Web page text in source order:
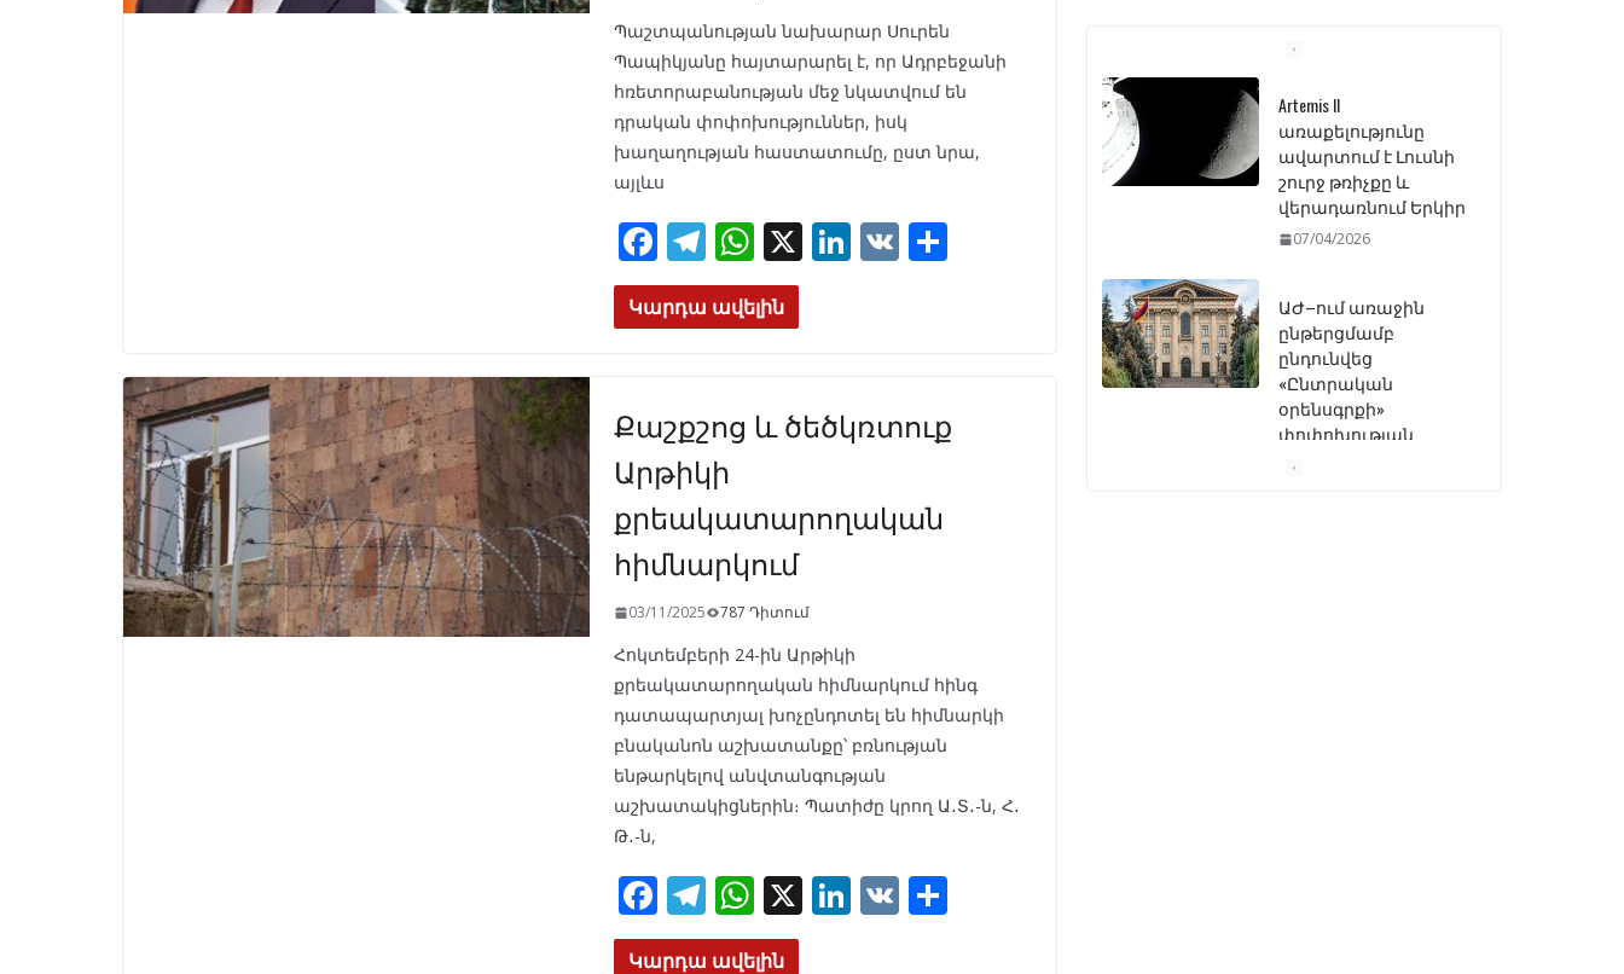
Պաշտպանության նախարար Սուրեն
Պապիկյանը հայտարարել է, որ Ադրբեջանի
հռետորաբանության մեջ նկատվում են
դրական փոփոխություններ, իսկ
խաղաղության հաստատումը, ըստ նրա,
այլևս
F
ac
e
o
k
T
el
e
m
W
h
at
p
X Li
n
V S
Կարդա ավելին
Քաշքշոց և ծեծկռտուք
Արթիկի
քրեակատարողական
հիմնարկում
03/11/2025 787 Դիտում
Հոկտեմբերի 24-ին Արթիկի
քրեակատարողական հիմնարկում հինգ
դատապարտյալ խոչընդոտել են հիմնարկի
բնականոն աշխատանքը՝ բռնության
ենթարկելով անվտանգության
աշխատակիցներին։ Պատիժը կրող Ա․Տ․-ն, Հ․
Թ․-ն,
F
ac
T
el
W
h
X Li V S
Կարդա ավելին
Artemis II
առաքելությունը
ավարտում է Լուսնի
շուրջ թռիչքը և
վերադառնում Երկիր
07/04/2026
ԱԺ–ում առաջին
ընթերցմամբ
ընդունվեց
«Ընտրական
օրենսգրքի»
փոփոխության